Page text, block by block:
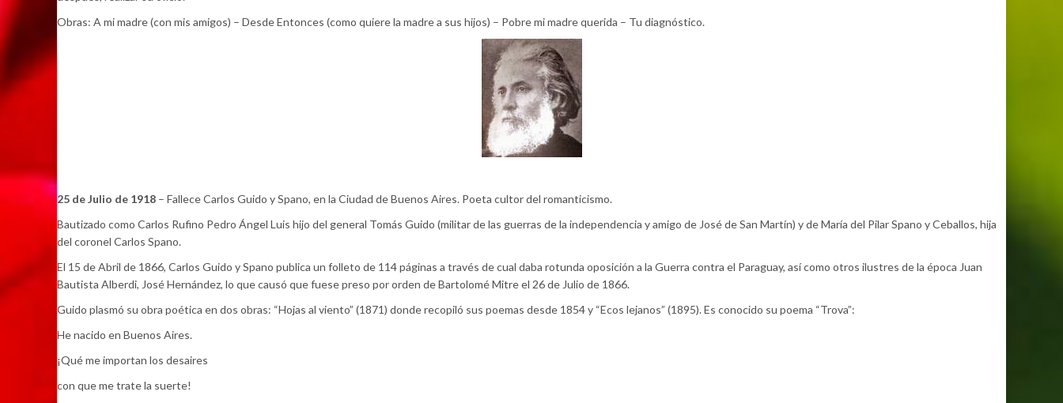
Obras: A mi madre (con mis amigos) – Desde Entonces (como quiere la madre a sus hijos) – Pobre mi madre querida – Tu diagnóstico.
25 de Julio de 1918 – Fallece Carlos Guido y Spano, en la Ciudad de Buenos Aires. Poeta cultor del romanticismo.
Bautizado como Carlos Rufino Pedro Ángel Luis hijo del general Tomás Guido (militar de las guerras de la independencia y amigo de José de San Martín) y de María del Pilar Spano y Ceballos, hija
del coronel Carlos Spano.
El 15 de Abril de 1866, Carlos Guido y Spano publica un folleto de 114 páginas a través de cual daba rotunda oposición a la Guerra contra el Paraguay, así como otros ilustres de la época Juan
Bautista Alberdi, José Hernández, lo que causó que fuese preso por orden de Bartolomé Mitre el 26 de Julio de 1866.
Guido plasmó su obra poética en dos obras: “Hojas al viento” (1871) donde recopiló sus poemas desde 1854 y “Ecos lejanos” (1895). Es conocido su poema “Trova”:
He nacido en Buenos Aires.
¡Qué me importan los desaires
con que me trate la suerte!